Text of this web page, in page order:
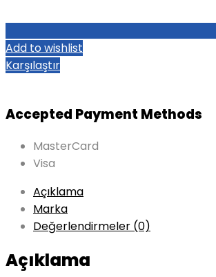
Add to wishlist
Karşılaştır
Accepted Payment Methods
MasterCard
Visa
Açıklama
Marka
Değerlendirmeler (0)
Açıklama